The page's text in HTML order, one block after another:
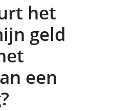
het
geld
een